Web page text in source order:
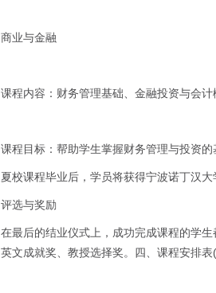
商业与金融
课程内容：财务管理基础、金融投资与会
课程目标：帮助学生掌握财务管理与投资
夏校课程毕业后，学员将获得宁波诺丁汉
评选与奖励
在最后的结业仪式上，成功完成课程的学
英文成就奖、教授选择奖。四、课程安排表